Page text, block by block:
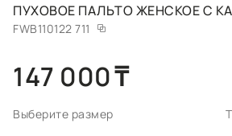
ПУХОВОЕ ПАЛЬТО ЖЕНСКОЕ С
FWB110122 711
147 000₸
Выберите размер